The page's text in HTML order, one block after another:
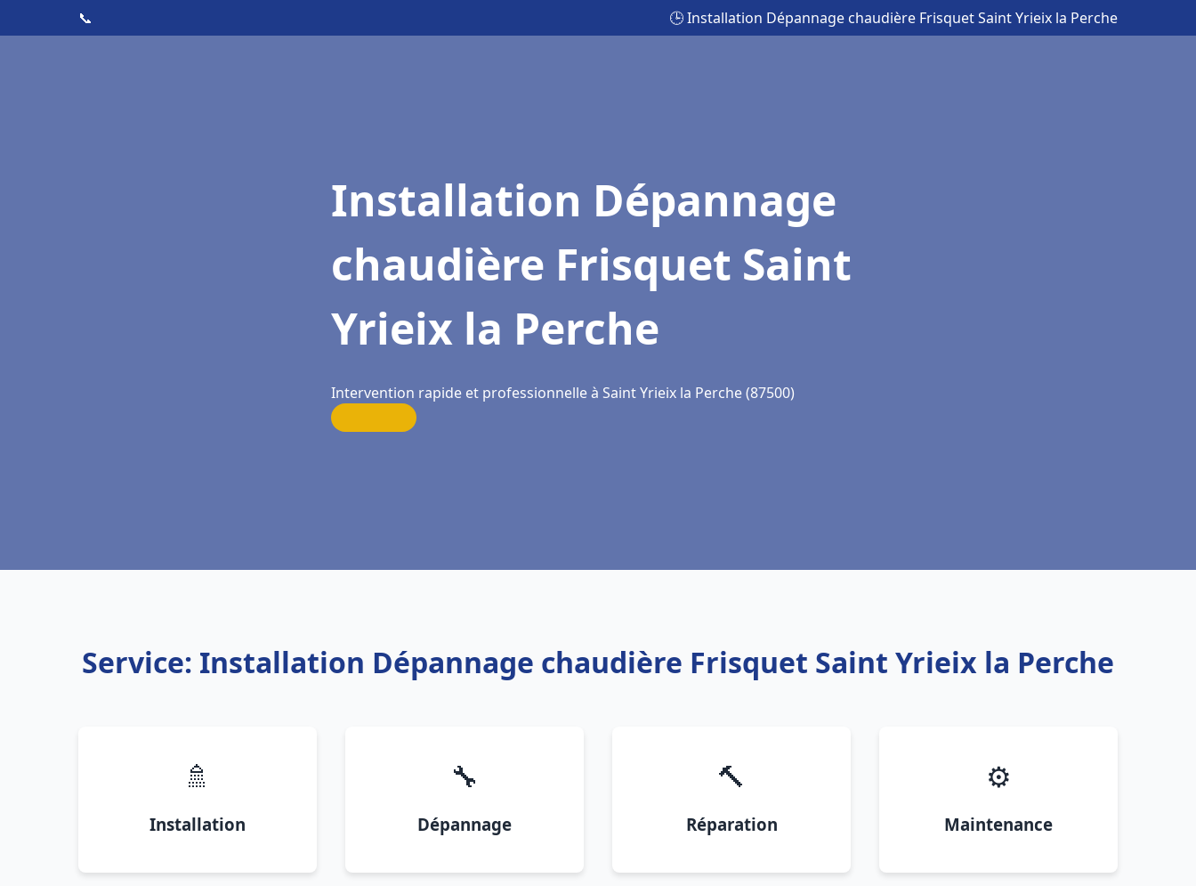
📞 🕒 Installation Dépannage chaudière Frisquet Saint Yrieix la Perche
Installation Dépannage
chaudière Frisquet Saint
Yrieix la Perche
Intervention rapide et professionnelle à Saint Yrieix la Perche (87500)
Service: Installation Dépannage chaudière Frisquet Saint Yrieix la Perche
🚿
Installation
🔧
Dépannage
🔨
Réparation
⚙️
Maintenance